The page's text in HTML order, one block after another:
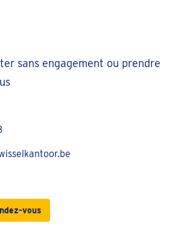
sans engagement ou prendre
vous